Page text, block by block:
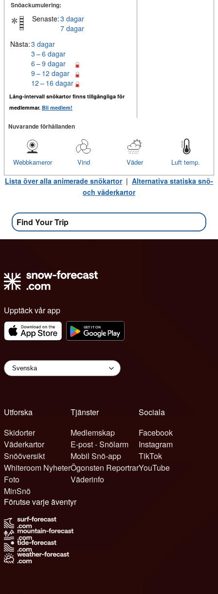
Snöackumulering:
Senaste:3 dagar
7 dagar
Nästa:3 dagar
3 – 6 dagar
6 – 9 dagar
9 – 12 dagar
12 – 16 dagar
Lång-intervall snökartor finns tillgängliga för
medlemmar. Bli medlem!
Nuvarande förhållanden
Luft temp.
Väder
Vind
Webbkameror
Lista över alla animerade snökartor| Alternativa statiska snö-
och väderkartor
Find Your Trip
Upptäck vår app
Utforska
Skidorter
Väderkartor
Snööversikt
Whiteroom Nyheter
Foto
MinSnö
Tjänster
Medlemskap
E-post - Snölarm
Mobil Snö-app
Ögonsten Reportrar
Väderinfo
Sociala
Facebook
Instagram
TikTok
YouTube
Förutse varje äventyr